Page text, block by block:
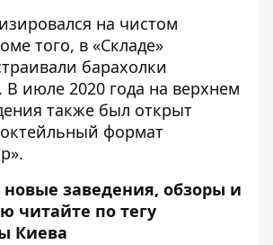
на чистом
того, в «Складе»
барахолки
В июле 2020 года на верхнем
также был открыт
формат
заведения, обзоры и
читайте по тегу
Киева